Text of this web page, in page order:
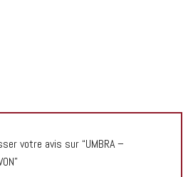
votre avis sur “UMBRA –